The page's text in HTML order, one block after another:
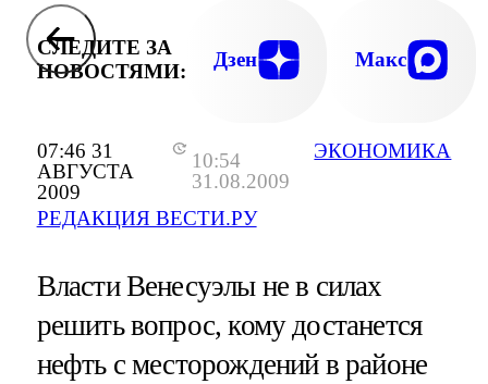
07:46 31
АВГУСТА
2009
10:54
31.08.2009
РЕДАКЦИЯ ВЕСТИ.РУ
ЭКОНОМИКА
СЛЕДИТЕ ЗА
НОВОСТЯМИ:
Дзен Макс
Власти Венесуэлы не в силах
решить вопрос, кому достанется
нефть с месторождений в районе